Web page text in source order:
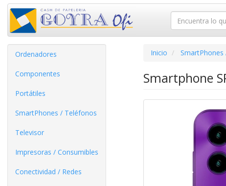
Ordenadores
Componentes
Portátiles
SmartPhones / Teléfonos
Televisor
Impresoras / Consumibles
Conectividad / Redes
Inicio
Smartphone